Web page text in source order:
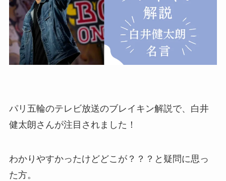
パリ五輪のテレビ放送のブレイキン解説で、白井
健太朗さんが注目されました！
わかりやすかったけどどこが？？？と疑問に思っ
た方。